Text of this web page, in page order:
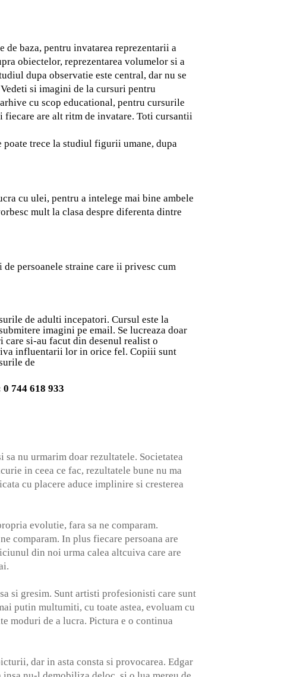
baza, pentru invatarea reprezentarii a
obiectelor, reprezentarea volumelor si a
dupa observatie este central, dar nu se
Vedeti si imagini de la cursuri pentru
cu scop educational, pentru cursurile
are alt ritm de invatare. Toti cursantii
poate trece la studiul figurii umane, dupa
cu ulei, pentru a intelege mai bine ambele
mult la clasa despre diferenta dintre
persoanele straine care ii privesc cum
de adulti incepatori. Cursul este la
imagini pe email. Se lucreaza doar
si-au facut din desenul realist o
influentarii lor in orice fel. Copiii sunt
de
744 618 933
sa nu urmarim doar rezultatele. Societatea
in ceea ce fac, rezultatele bune nu ma
cu placere aduce implinire si cresterea
evolutie, fara sa ne comparam.
comparam. In plus fiecare persoana are
din noi urma calea altcuiva care are
si gresim. Sunt artisti profesionisti care sunt
putin multumiti, cu toate astea, evoluam cu
moduri de a lucra. Pictura e o continua
dar in asta consta si provocarea. Edgar